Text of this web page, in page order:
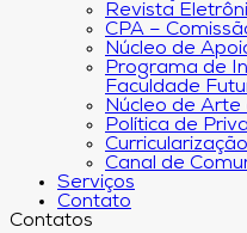
Revista
CPA –
Núcleo de
Programa de
Faculdade
Núcleo de Arte
Política de
Canal de
Serviços
Contato
Contatos